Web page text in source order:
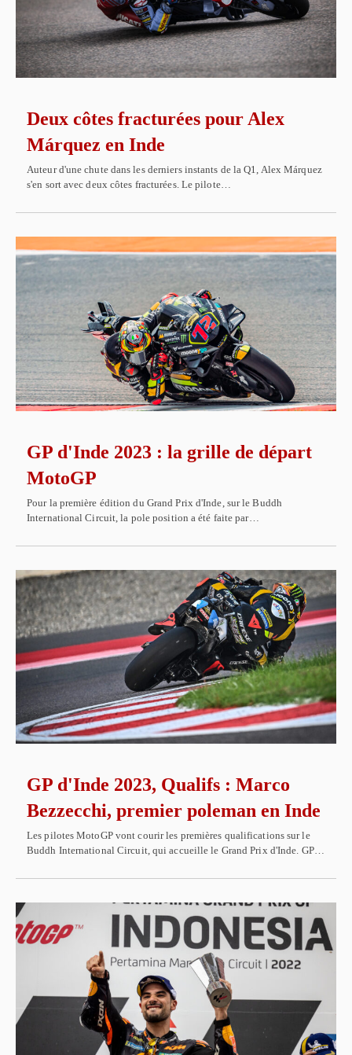
Deux côtes fracturées pour Alex
Márquez en Inde
Auteur d'une chute dans les derniers instants de la Q1, Alex Márquez
s'en sort avec deux côtes fracturées. Le pilote…
GP d'Inde 2023 : la grille de départ
MotoGP
Pour la première édition du Grand Prix d'Inde, sur le Buddh
International Circuit, la pole position a été faite par…
GP d'Inde 2023, Qualifs : Marco
Bezzecchi, premier poleman en Inde
Les pilotes MotoGP vont courir les premières qualifications sur le
Buddh International Circuit, qui accueille le Grand Prix d'Inde. GP…